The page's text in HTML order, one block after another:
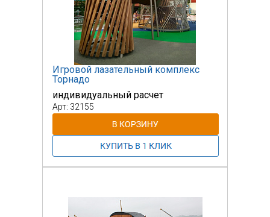
Игровой лазательный комплекс
Торнадо
индивидуальный расчет
Арт: 32155